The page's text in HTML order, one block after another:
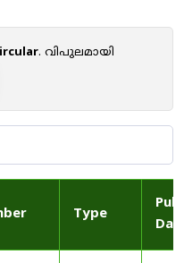
. വിപുലമായി
Type